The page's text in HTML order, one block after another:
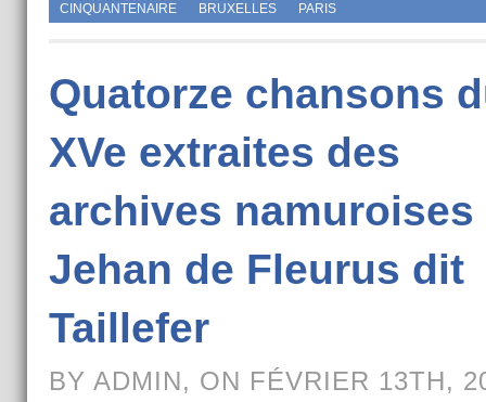
CINQUANTENAIRE
BRUXELLES PARIS
Quatorze chansons
XVe extraites des
archives namuroises
Jehan de Fleurus dit
Taillefer
BY ADMIN, ON FÉVRIER 13TH,